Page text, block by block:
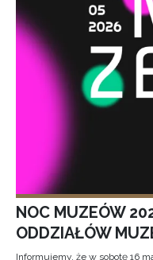
NOC MUZEÓW
ODDZIAŁÓW
Informujemy, że w sobotę 16